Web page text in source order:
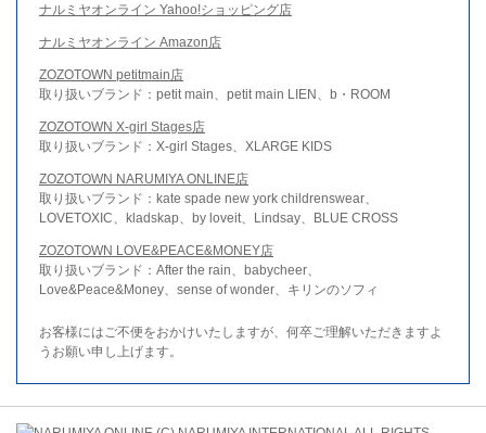
ナルミヤオンライン Yahoo!ショッピング店
ナルミヤオンライン Amazon店
ZOZOTOWN petitmain店
取り扱いブランド：petit main、petit main LIEN、b・ROOM
ZOZOTOWN X-girl Stages店
取り扱いブランド：X-girl Stages、XLARGE KIDS
ZOZOTOWN NARUMIYA ONLINE店
取り扱いブランド：kate spade new york childrenswear、
LOVETOXIC、kladskap、by loveit、Lindsay、BLUE CROSS
ZOZOTOWN LOVE&PEACE&MONEY店
取り扱いブランド：After the rain、babycheer、
Love&Peace&Money、sense of wonder、キリンのソフィ
お客様にはご不便をおかけいたしますが、何卒ご理解いただきますよ
うお願い申し上げます。